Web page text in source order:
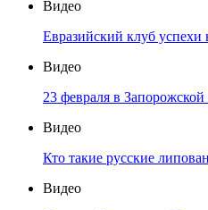
Видео
Евразийский клуб
Видео
23 февраля в Запорожской
Видео
Кто такие русские
Видео